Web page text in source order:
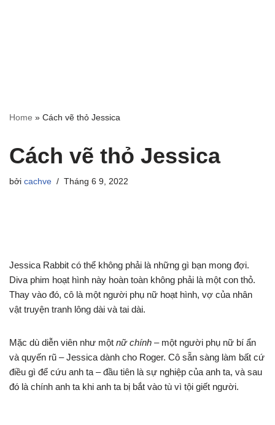
Home » Cách vẽ thỏ Jessica
Cách vẽ thỏ Jessica
bởi cachve Tháng 6 9, 2022
Jessica Rabbit có thể không phải là những gì bạn mong đợi.
Diva phim hoạt hình này hoàn toàn không phải là một con thỏ.
Thay vào đó, cô là một người phụ nữ hoạt hình, vợ của nhân
vật truyện tranh lông dài và tai dài.
Mặc dù diễn viên như một nữ chính – một người phụ nữ bí ẩn
và quyến rũ – Jessica dành cho Roger. Cô sẵn sàng làm bất cứ
điều gì để cứu anh ta – đầu tiên là sự nghiệp của anh ta, và sau
đó là chính anh ta khi anh ta bị bắt vào tù vì tội giết người.